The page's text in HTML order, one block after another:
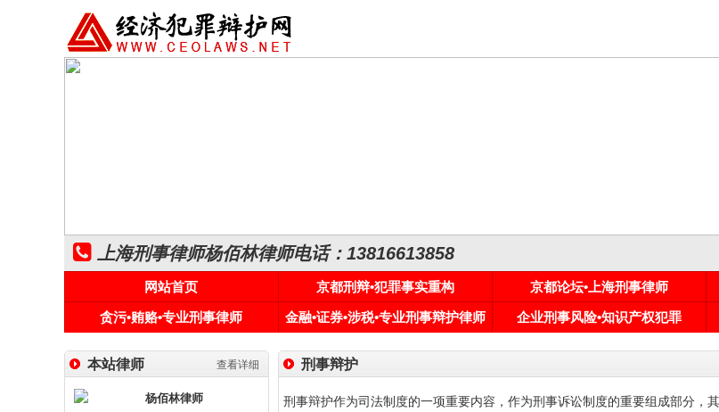
上海刑事律师杨佰林律师电话：13816613858
网站首页 京都刑辩•犯罪事实重构 京都论坛•上海刑事律师
贪污•贿赂•专业刑事律师
金融•证券•涉税•专业刑事辩护律师 企业刑事风险•知识产权犯罪
查看详细
本站律师 刑事辩护
刑事辩护作为司法制度的一项重要内容，作为刑事诉讼制度的重要组成部分，